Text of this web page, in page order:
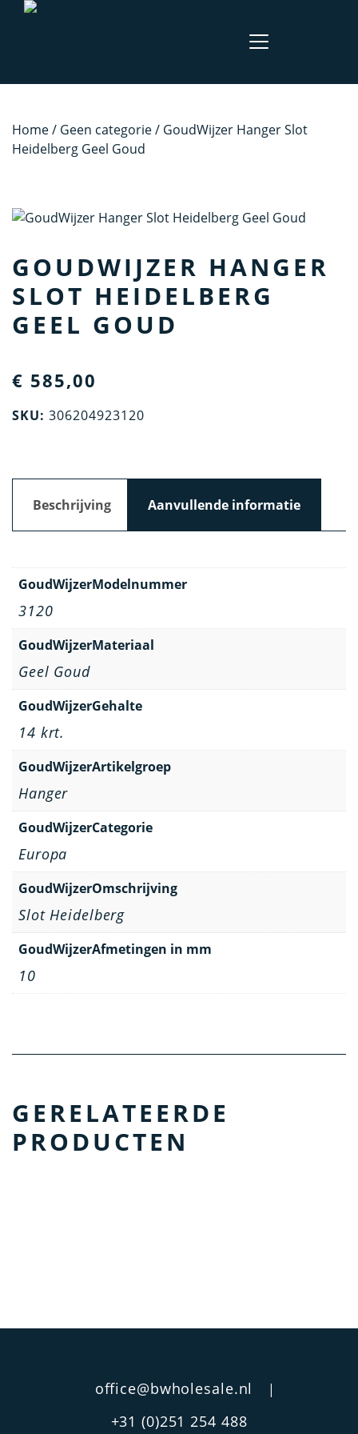
Home/ Geen categorie/ GoudWijzer Hanger Slot
Heidelberg Geel Goud
GOUDWIJZER HANGER
SLOT HEIDELBERG
GEEL GOUD
€ 585,00
SKU: 306204923120
Beschrijving Aanvullende informatie
GoudWijzerModelnummer
3120
GoudWijzerMateriaal
Geel Goud
GoudWijzerGehalte
14 krt.
GoudWijzerArtikelgroep
Hanger
GoudWijzerCategorie
Europa
GoudWijzerOmschrijving
Slot Heidelberg
GoudWijzerAfmetingen in mm
10
GERELATEERDE
PRODUCTEN
office@bwholesale.nl |
+31 (0)251 254 488